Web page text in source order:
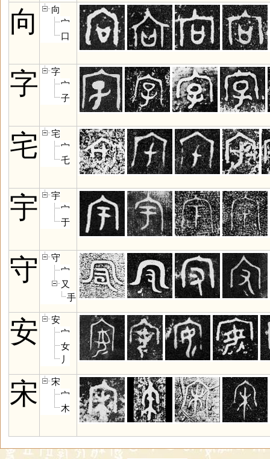
向
向
宀
口
字
字
宀
子
宅
宅
宀
乇
宇
宇
宀
于
守
守
宀
又
手
安
安
宀
女
丿
宋
宋
宀
木